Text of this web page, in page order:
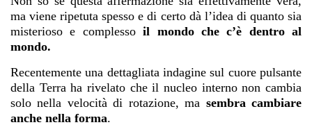
ma viene ripetuta spesso e di certo dà l’idea di quanto sia
misterioso e complessoil mondo che c’è dentro al
mondo.
Recentemente una dettagliata indagine sul cuore pulsante
della Terra ha rivelato che il nucleo interno non cambia
solo nella velocità di rotazione, ma sembra cambiare
anche nella forma.